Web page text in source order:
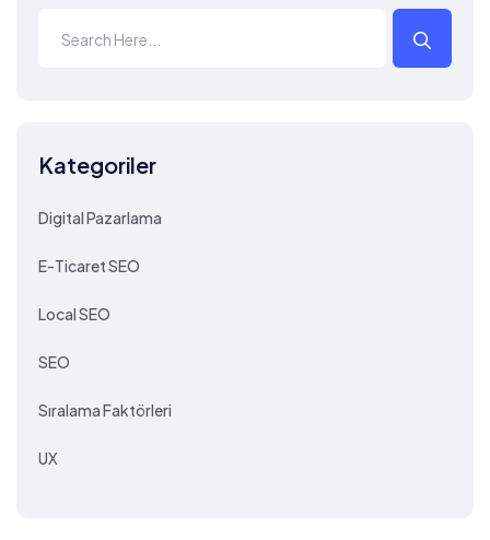
Kategoriler
Digital Pazarlama
E-Ticaret SEO
Local SEO
SEO
Sıralama Faktörleri
UX